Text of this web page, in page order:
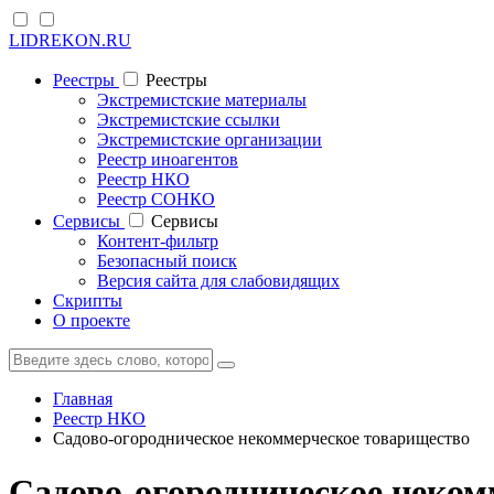
LIDREKON.RU
Реестры
Реестры
Экстремистские материалы
Экстремистские ссылки
Экстремистские организации
Реестр иноагентов
Реестр НКО
Реестр СОНКО
Cервисы
Cервисы
Контент-фильтр
Безопасный поиск
Версия сайта для слабовидящих
Скрипты
О проекте
Главная
Реестр НКО
Садово-огородническое некоммерческое товарищество